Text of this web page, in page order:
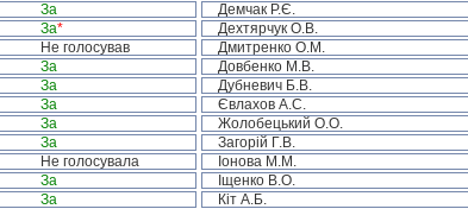
За Демчак Р.Є.
За* Дехтярчук О.В.
Не голосував Дмитренко О.М.
За Довбенко М.В.
За Дубневич Б.В.
За Євлахов А.С.
За Жолобецький О.О.
За Загорій Г.В.
Не голосувала Іонова М.М.
За Іщенко В.О.
За Кіт А.Б.